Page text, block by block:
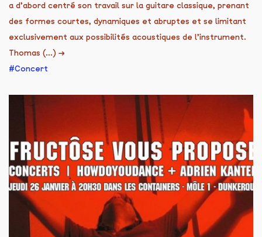
a d’abord centré son travail sur la guitare classique, prenant
des formes courtes, dynamiques et abruptes et se limitant
exclusivement aux possibilités acoustiques de l’instrument.
Thomas (...) →
Concert